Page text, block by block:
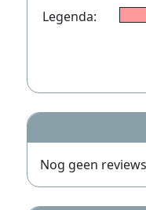
Legenda:
Nog geen